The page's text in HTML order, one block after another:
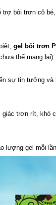
trợ bôi trơn cô
gel bôi trơn
thể mang lại)
sự tin tưởng và
trơn rít,
lượng gel mỗi